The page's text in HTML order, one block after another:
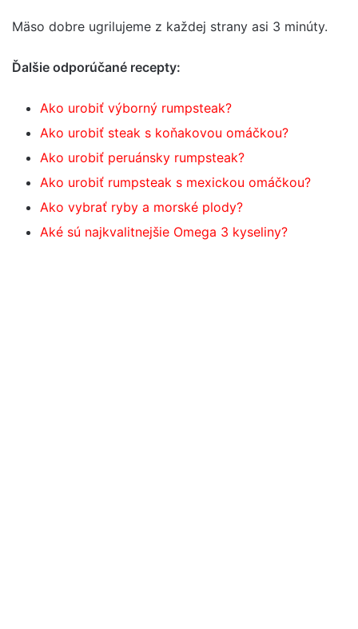
Mäso dobre ugrilujeme z každej strany asi 3 minúty.
Ďalšie odporúčané recepty:
Ako urobiť výborný rumpsteak?
Ako urobiť steak s koňakovou omáčkou?
Ako urobiť peruánsky rumpsteak?
Ako urobiť rumpsteak s mexickou omáčkou?
Ako vybrať ryby a morské plody?
Aké sú najkvalitnejšie Omega 3 kyseliny?